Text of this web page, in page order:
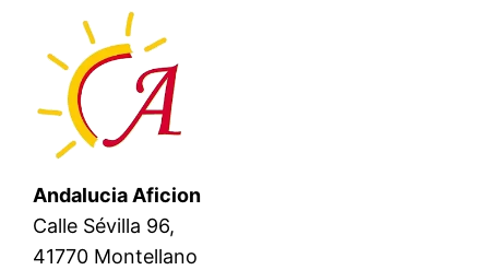
Andalucia Aficion
Calle Sévilla 96,
41770 Montellano